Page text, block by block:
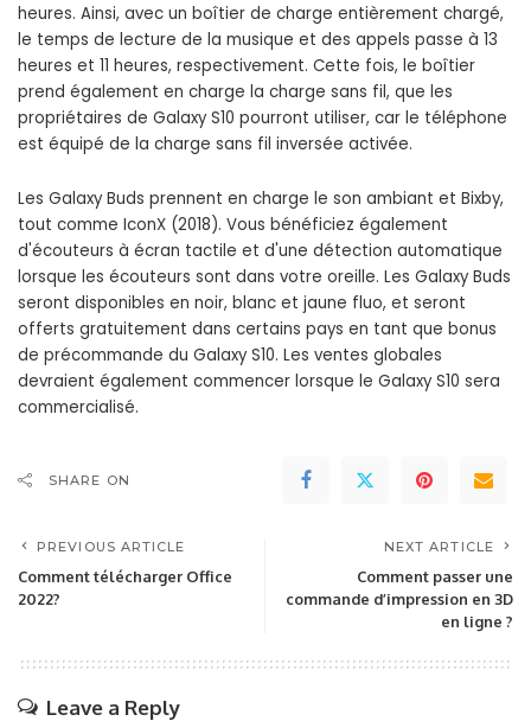
heures. Ainsi, avec un boîtier de charge entièrement chargé,
le temps de lecture de la musique et des appels passe à 13
heures et 11 heures, respectivement. Cette fois, le boîtier
prend également en charge la charge sans fil, que les
propriétaires de Galaxy S10 pourront utiliser, car le téléphone
est équipé de la charge sans fil inversée activée.
Les Galaxy Buds prennent en charge le son ambiant et Bixby,
tout comme IconX (2018). Vous bénéficiez également
d'écouteurs à écran tactile et d'une détection automatique
lorsque les écouteurs sont dans votre oreille. Les Galaxy Buds
seront disponibles en noir, blanc et jaune fluo, et seront
offerts gratuitement dans certains pays en tant que bonus
de précommande du Galaxy S10. Les ventes globales
devraient également commencer lorsque le Galaxy S10 sera
commercialisé.
SHARE ON
PREVIOUS ARTICLE
Comment télécharger Office
2022?
NEXT ARTICLE
Comment passer une
commande d’impression en 3D
en ligne ?
Leave a Reply